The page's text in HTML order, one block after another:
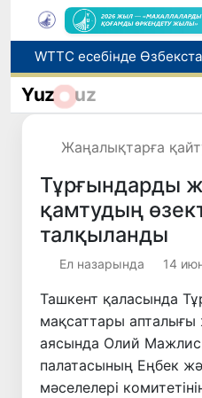
Yuz uz
Жаңалықтарға
Тұрғындарды
қамтудың
талқыланды
Ел назарында 14
Ташкент қаласында
мақсаттары апталығы
аясында Олий
палатасының Еңбек
мәселелері